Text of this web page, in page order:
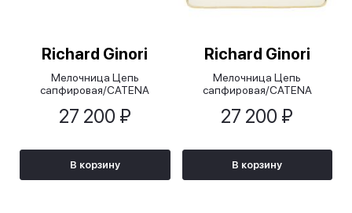
Richard Ginori
Мелочница Цепь
сапфировая/CATENA
27 200 ₽
В корзину
Richard Ginori
Мелочница Цепь
сапфировая/CATENA
27 200 ₽
В корзину